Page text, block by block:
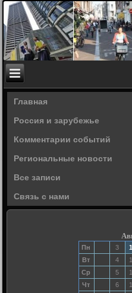
Главная
Россия и зарубежье
Комментарии событий
Региональные новости
Все записи
Связь с нами
Пн 3
Вт
4
Ср
5
Чт
6